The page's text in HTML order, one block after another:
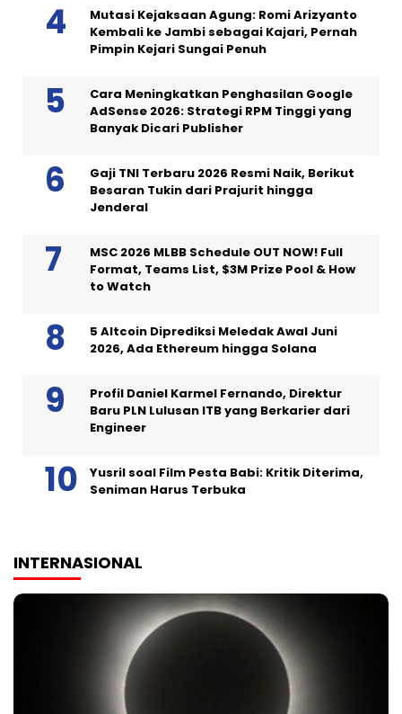
Mutasi Kejaksaan Agung: Romi Arizyanto
Kembali ke Jambi sebagai Kajari, Pernah
Pimpin Kejari Sungai Penuh
Cara Meningkatkan Penghasilan Google
AdSense 2026: Strategi RPM Tinggi yang
Banyak Dicari Publisher
Gaji TNI Terbaru 2026 Resmi Naik, Berikut
Besaran Tukin dari Prajurit hingga
Jenderal
MSC 2026 MLBB Schedule OUT NOW! Full
Format, Teams List, $3M Prize Pool & How
to Watch
5 Altcoin Diprediksi Meledak Awal Juni
2026, Ada Ethereum hingga Solana
Profil Daniel Karmel Fernando, Direktur
Baru PLN Lulusan ITB yang Berkarier dari
Engineer
Yusril soal Film Pesta Babi: Kritik Diterima,
Seniman Harus Terbuka
INTERNASIONAL